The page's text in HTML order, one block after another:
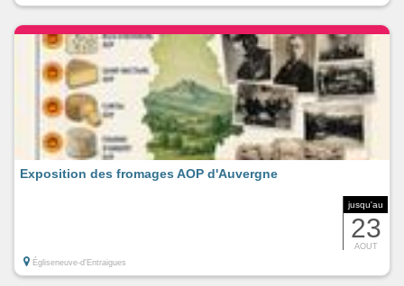
jusqu'au
23
AOUT
Exposition des fromages AOP d'Auvergne
Égliseneuve-d'Entraigues